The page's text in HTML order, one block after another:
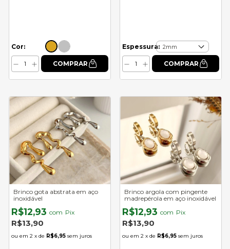
Cor: Espessura:
Brinco gota abstrata em aço
inoxidável
R$12,93 com Pix
R$13,90
2 x de R$6,95 sem juros
Brinco argola com pingente
madrepérola em aço inoxidável
R$12,93 com Pix
R$13,90
2 x de R$6,95 sem juros